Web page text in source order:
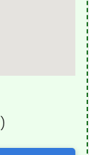
)